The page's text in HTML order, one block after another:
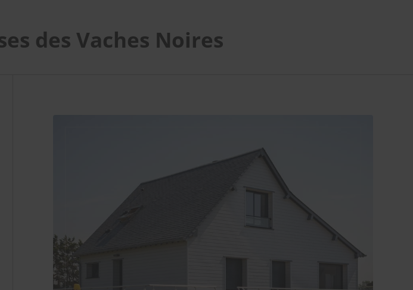
des Vaches Noires